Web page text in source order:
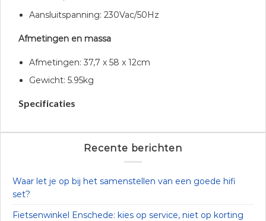
Aansluitspanning: 230Vac/50Hz
Afmetingen en massa
Afmetingen: 37,7 x 58 x 12cm
Gewicht: 5.95kg
Specificaties
Recente berichten
Waar let je op bij het samenstellen van een goede hifi
set?
Fietsenwinkel Enschede: kies op service, niet op korting